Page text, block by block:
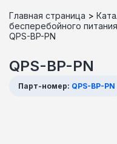
Главная страница >
бесперебойного питания
QPS-BP-PN
QPS-BP-PN
Парт-номер: QPS-BP-PN